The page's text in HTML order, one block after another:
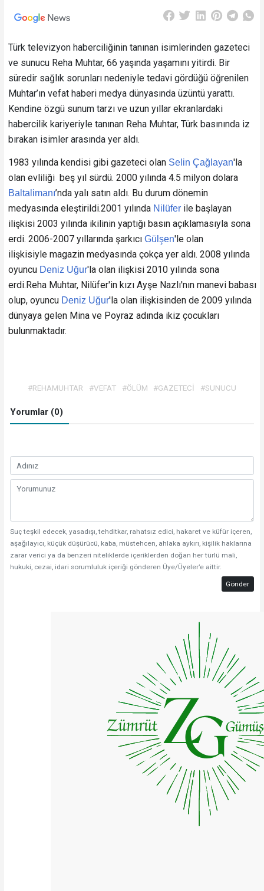
Türk televizyon haberciliğinin tanınan isimlerinden gazeteci
ve sunucu Reha Muhtar, 66 yaşında yaşamını yitirdi. Bir
süredir sağlık sorunları nedeniyle tedavi gördüğü öğrenilen
Muhtar’ın vefat haberi medya dünyasında üzüntü yarattı.
Kendine özgü sunum tarzı ve uzun yıllar ekranlardaki
habercilik kariyeriyle tanınan Reha Muhtar, Türk basınında iz
bırakan isimler arasında yer aldı.
1983 yılında kendisi gibi gazeteci olan Selin Çağlayan'la
olan evliliği beş yıl sürdü. 2000 yılında 4.5 milyon dolara
Baltalimanı’nda yalı satın aldı. Bu durum dönemin
medyasında eleştirildi.2001 yılında Nilüferile başlayan
ilişkisi 2003 yılında ikilinin yaptığı basın açıklamasıyla sona
erdi. 2006-2007 yıllarında şarkıcı Gülşen'le olan
ilişkisiyle magazin medyasında çokça yer aldı. 2008 yılında
oyuncu Deniz Uğur'la olan ilişkisi 2010 yılında sona
erdi. Reha Muhtar, Nilüfer'in kızı Ayşe Nazlı'nın manevi babası
olup, oyuncu Deniz Uğur'la olan ilişkisinden de 2009 yılında
dünyaya gelen Mina ve Poyraz adında ikiz çocukları
bulunmaktadır.
#REHAMUHTAR #VEFAT #ÖLÜM #GAZETECİ #SUNUCU
Yorumlar (0)
Suç teşkil edecek, yasadışı, tehditkar, rahatsız edici, hakaret ve küfür içeren,
aşağılayıcı, küçük düşürücü, kaba, müstehcen, ahlaka aykırı, kişilik haklarına
zarar verici ya da benzeri niteliklerde içeriklerden doğan her türlü mali,
hukuki, cezai, idari sorumluluk içeriği gönderen Üye/Üyeler’e aittir.
Gönder